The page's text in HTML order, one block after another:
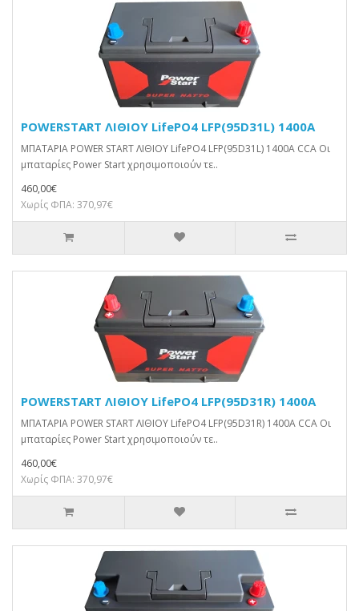
POWERSTART ΛΙΘΙΟΥ LifePO4 LFP(95D31L) 1400A
ΜΠΑΤΑΡΙΑ POWER START ΛΙΘΙΟΥ LifePO4 LFP(95D31L) 1400A CCA Οι
μπαταρίες Power Start χρησιμοποιούν τε..
460,00€
Χωρίς ΦΠΑ: 370,97€
POWERSTART ΛΙΘΙΟΥ LifePO4 LFP(95D31R) 1400A
ΜΠΑΤΑΡΙΑ POWER START ΛΙΘΙΟΥ LifePO4 LFP(95D31R) 1400A CCA Οι
μπαταρίες Power Start χρησιμοποιούν τε..
460,00€
Χωρίς ΦΠΑ: 370,97€